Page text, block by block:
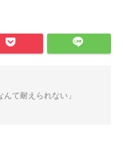
て耐えられない」